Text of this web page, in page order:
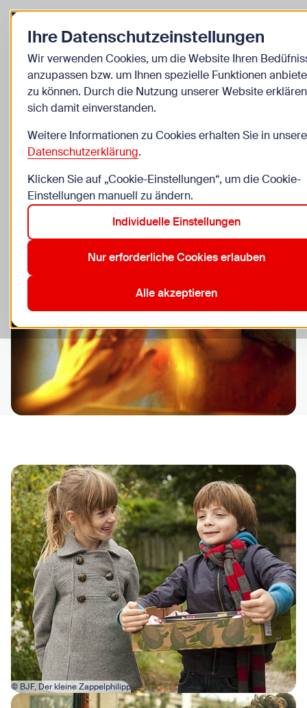
Zurück zur Startseite
Cinemagic
Top 10 Filmtipps:
Inklusionsfilme
Hier stellen wir euch Filme vor, die einen neuen
eine Stimme geben!
Bild in Lightbox öffnen
© BJF, Der kleine Zappelphilipp
Bild in Lightbox öffnen
Ihre Datenschutzeinstellungen
Wir verwenden Cookies, um die Website Ihren
anzupassen bzw. um Ihnen spezielle Funktionen
zu können. Durch die Nutzung unserer Website
sich damit einverstanden.
Weitere Informationen zu Cookies erhalten Sie in
Datenschutzerklärung.
Klicken Sie auf „Cookie-Einstellungen“, um die Cookie-
Einstellungen manuell zu ändern.
Individuelle Einstellungen
Nur erforderliche Cookies erlauben
Alle akzeptieren